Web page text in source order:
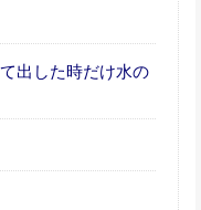
出した時だけ水の